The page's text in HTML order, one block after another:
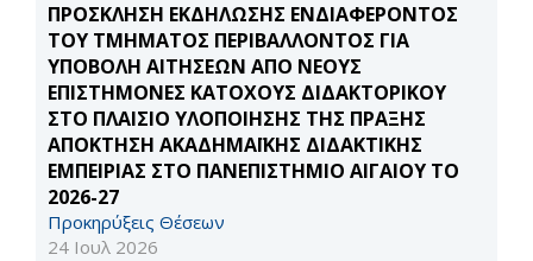
ΠΡΟΣΚΛΗΣΗ ΕΚΔΗΛΩΣΗΣ ΕΝΔΙΑΦΕΡΟΝΤΟΣ
ΤΟΥ ΤΜΗΜΑΤΟΣ ΠΕΡΙΒΑΛΛΟΝΤΟΣ ΓΙΑ
ΥΠΟΒΟΛΗ ΑΙΤΗΣΕΩΝ ΑΠΟ ΝΕΟΥΣ
ΕΠΙΣΤΗΜΟΝΕΣ ΚΑΤΟΧΟΥΣ ΔΙΔΑΚΤΟΡΙΚΟΥ
ΣΤΟ ΠΛΑΙΣΙΟ ΥΛΟΠΟΙΗΣΗΣ ΤΗΣ ΠΡΑΞΗΣ
ΑΠΟΚΤΗΣΗ ΑΚΑΔΗΜΑΪΚΗΣ ΔΙΔΑΚΤΙΚΗΣ
ΕΜΠΕΙΡΙΑΣ ΣΤΟ ΠΑΝΕΠΙΣΤΗΜΙΟ ΑΙΓΑΙΟΥ ΤΟ
2026-27
Προκηρύξεις Θέσεων
24 Ιουλ 2026